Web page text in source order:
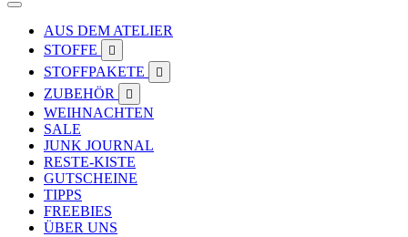
AUS DEM ATELIER
STOFFE

STOFFPAKETE 
ZUBEHÖR 
WEIHNACHTEN
SALE
JUNK JOURNAL
RESTE-KISTE
GUTSCHEINE
TIPPS
FREEBIES
ÜBER UNS